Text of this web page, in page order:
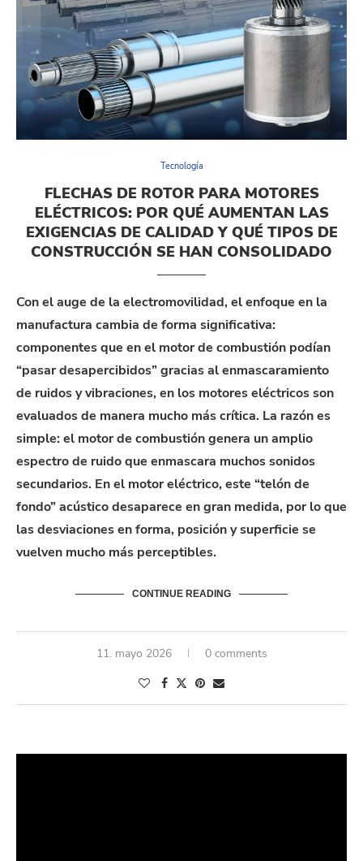
Tecnología
FLECHAS DE ROTOR PARA MOTORES
ELÉCTRICOS: POR QUÉ AUMENTAN LAS
EXIGENCIAS DE CALIDAD Y QUÉ TIPOS DE
CONSTRUCCIÓN SE HAN CONSOLIDADO
Con el auge de la electromovilidad, el enfoque en la
manufactura cambia de forma significativa:
componentes que en el motor de combustión podían
“pasar desapercibidos” gracias al enmascaramiento
de ruidos y vibraciones, en los motores eléctricos son
evaluados de manera mucho más crítica. La razón es
simple: el motor de combustión genera un amplio
espectro de ruido que enmascara muchos sonidos
secundarios. En el motor eléctrico, este “telón de
fondo” acústico desaparece en gran medida, por lo que
las desviaciones en forma, posición y superficie se
vuelven mucho más perceptibles.
CONTINUE READING
11. mayo 2026 0 comments